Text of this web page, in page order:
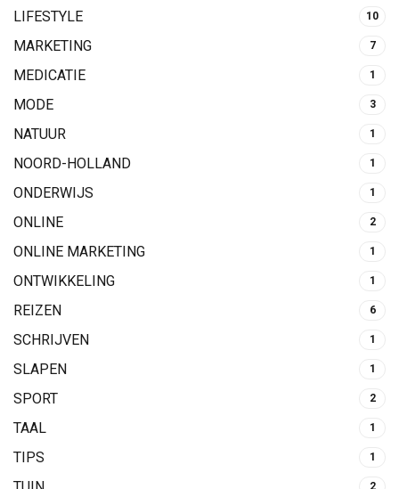
LIFESTYLE 10
MARKETING 7
MEDICATIE 1
MODE 3
NATUUR 1
NOORD-HOLLAND 1
ONDERWIJS 1
ONLINE 2
ONLINE MARKETING 1
ONTWIKKELING 1
REIZEN 6
SCHRIJVEN 1
SLAPEN 1
SPORT 2
TAAL 1
TIPS 1
2